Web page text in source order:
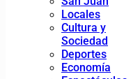
Locales
Cultura y
Sociedad
Deportes
Economía